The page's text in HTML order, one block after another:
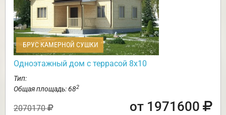
БРУС КАМЕРНОЙ СУШКИ
Одноэтажный дом с террасой 8х10
Тип:
Общая площадь: 682
2070170 от 1971600